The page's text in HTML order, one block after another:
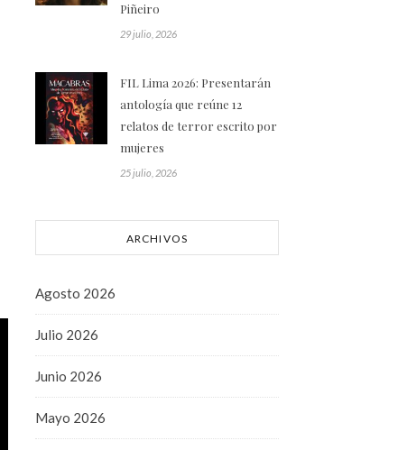
Piñeiro
29 julio, 2026
FIL Lima 2026: Presentarán
antología que reúne 12
relatos de terror escrito por
mujeres
25 julio, 2026
ARCHIVOS
Agosto 2026
Julio 2026
Junio 2026
Mayo 2026